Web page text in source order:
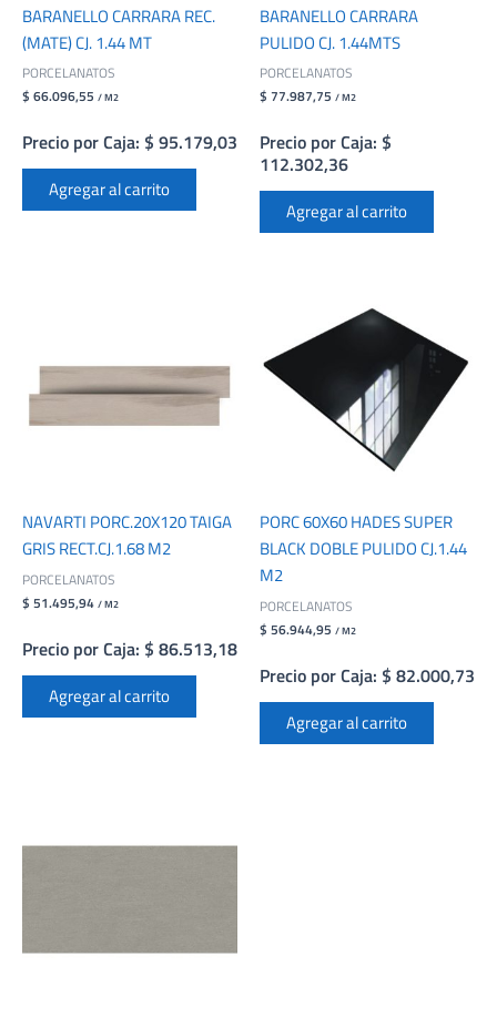
BARANELLO CARRARA REC.
(MATE) CJ. 1.44 MT
PORCELANATOS
$ 66.096,55 / M2
Precio por Caja: $ 95.179,03
Agregar al carrito
BARANELLO CARRARA
PULIDO CJ. 1.44MTS
PORCELANATOS
$ 77.987,75 / M2
Precio por Caja: $
112.302,36
Agregar al carrito
NAVARTI PORC.20X120 TAIGA
GRIS RECT.CJ.1.68 M2
PORCELANATOS
$ 51.495,94 / M2
Precio por Caja: $ 86.513,18
Agregar al carrito
PORC 60X60 HADES SUPER
BLACK DOBLE PULIDO CJ.1.44
M2
PORCELANATOS
$ 56.944,95 / M2
Precio por Caja: $ 82.000,73
Agregar al carrito